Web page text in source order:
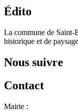
Édito
La commune de Saint-
historique et de
Nous suivre
Contact
Mairie :